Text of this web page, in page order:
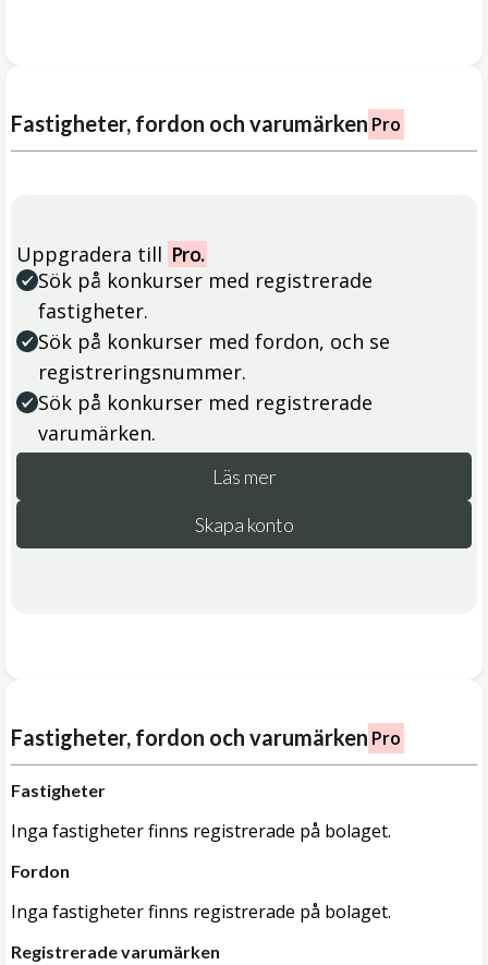
Fastigheter, fordon och varumärken Pro
Uppgradera till Pro.
Sök på konkurser med registrerade
fastigheter.
Sök på konkurser med fordon, och se
registreringsnummer.
Sök på konkurser med registrerade
varumärken.
Läs mer
Skapa konto
Fastigheter, fordon och varumärken Pro
Fastigheter
Inga fastigheter finns registrerade på bolaget.
Fordon
Inga fastigheter finns registrerade på bolaget.
Registrerade varumärken